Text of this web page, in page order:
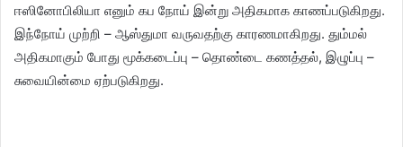
ஈஸினோபிலியா எனும் கப நோய் இன்று அதிகமாக காணப்படுகிறது.
இந்நோய் முற்றி – ஆஸ்துமா வருவதற்கு காரணமாகிறது. தும்மல்
அதிகமாகும் போது மூக்கடைப்பு – தொண்டை கணத்தல், இழுப்பு –
சுவையின்மை ஏற்படுகிறது.